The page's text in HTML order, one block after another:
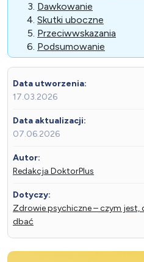
Dawkowanie
Skutki uboczne
Przeciwwskazania
Podsumowanie
Data utworzenia:
17.03.2026
Data aktualizacji:
07.06.2026
Autor:
Redakcja DoktorPlus
Dotyczy:
Zdrowie psychiczne – czym jest,
dbać